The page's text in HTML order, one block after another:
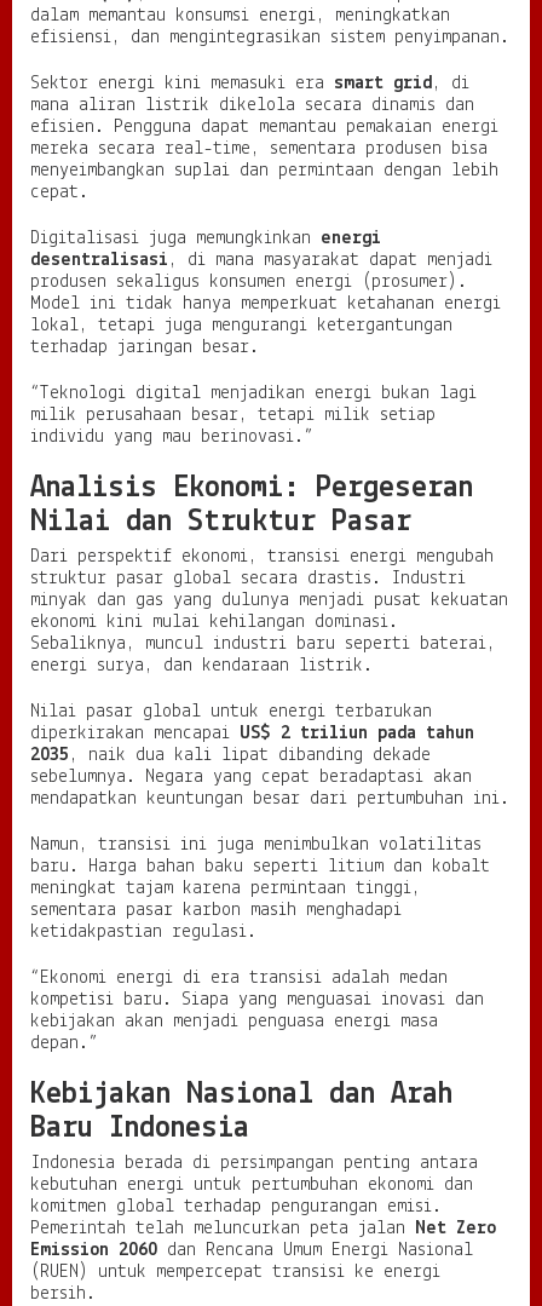
dalam memantau konsumsi energi, meningkatkan
efisiensi, dan mengintegrasikan sistem penyimpanan.
Sektor energi kini memasuki era smart grid, di
mana aliran listrik dikelola secara dinamis dan
efisien. Pengguna dapat memantau pemakaian energi
mereka secara real-time, sementara produsen bisa
menyeimbangkan suplai dan permintaan dengan lebih
cepat.
Digitalisasi juga memungkinkan energi
desentralisasi , di mana masyarakat dapat menjadi
produsen sekaligus konsumen energi (prosumer).
Model ini tidak hanya memperkuat ketahanan energi
lokal, tetapi juga mengurangi ketergantungan
terhadap jaringan besar.
“Teknologi digital menjadikan energi bukan lagi
milik perusahaan besar, tetapi milik setiap
individu yang mau berinovasi.”
Analisis Ekonomi: Pergeseran
Nilai dan Struktur Pasar
Dari perspektif ekonomi, transisi energi mengubah
struktur pasar global secara drastis. Industri
minyak dan gas yang dulunya menjadi pusat kekuatan
ekonomi kini mulai kehilangan dominasi.
Sebaliknya, muncul industri baru seperti baterai,
energi surya, dan kendaraan listrik.
Nilai pasar global untuk energi terbarukan
diperkirakan mencapai US$ 2 triliun pada tahun
2035 , naik dua kali lipat dibanding dekade
sebelumnya. Negara yang cepat beradaptasi akan
mendapatkan keuntungan besar dari pertumbuhan ini.
Namun, transisi ini juga menimbulkan volatilitas
baru. Harga bahan baku seperti litium dan kobalt
meningkat tajam karena permintaan tinggi,
sementara pasar karbon masih menghadapi
ketidakpastian regulasi.
“Ekonomi energi di era transisi adalah medan
kompetisi baru. Siapa yang menguasai inovasi dan
kebijakan akan menjadi penguasa energi masa
depan.”
Kebijakan Nasional dan Arah
Baru Indonesia
Indonesia berada di persimpangan penting antara
kebutuhan energi untuk pertumbuhan ekonomi dan
komitmen global terhadap pengurangan emisi.
Pemerintah telah meluncurkan peta jalan Net Zero
Emission 2060 dan Rencana Umum Energi Nasional
(RUEN) untuk mempercepat transisi ke energi
bersih.